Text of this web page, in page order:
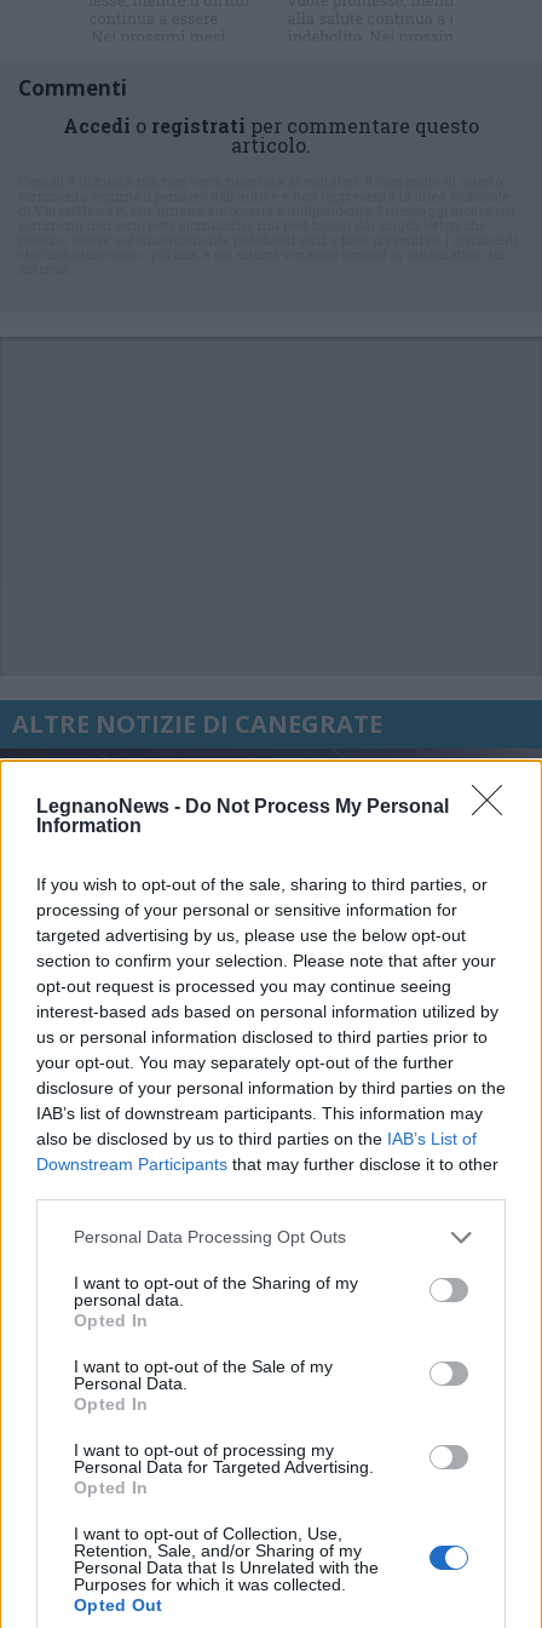
LegnanoNews - Do Not Process My Personal
Information
If you wish to opt-out of the sale, sharing to third parties, or
processing of your personal or sensitive information for
targeted advertising by us, please use the below opt-out
section to confirm your selection. Please note that after your
opt-out request is processed you may continue seeing
interest-based ads based on personal information utilized by
us or personal information disclosed to third parties prior to
your opt-out. You may separately opt-out of the further
disclosure of your personal information by third parties on the
IAB’s list of downstream participants. This information may
also be disclosed by us to third parties on the IAB’s List of
Downstream Participants that may further disclose it to other
Personal Data Processing Opt Outs
I want to opt-out of the Sharing of my
personal data.
Opted In
I want to opt-out of the Sale of my
Personal Data.
Opted In
I want to opt-out of processing my
Personal Data for Targeted Advertising.
Opted In
I want to opt-out of Collection, Use,
Retention, Sale, and/or Sharing of my
Personal Data that Is Unrelated with the
Purposes for which it was collected.
Opted Out
Commenti
Accedi o registrati per commentare questo
articolo.
ALTRE NOTIZIE DI CANEGRATE
EVENTI
Tra stelle, trekking ed
enogastronomia e notte di San
Lorenzo. Dove vedere le stelle
cadenti in Lombardia